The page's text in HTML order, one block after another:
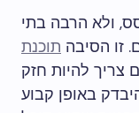
ולא הרבה בתי
זו הסיבה תוכנת
צריך להיות חזק
באופן קבוע